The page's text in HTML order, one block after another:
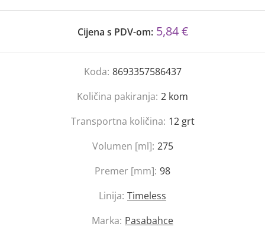
Cijena s PDV-om: 5,84 €
Koda: 8693357586437
Količina pakiranja: 2 kom
Transportna količina: 12 grt
Volumen [ml]: 275
Premer [mm]: 98
Linija: Timeless
Marka: Pasabahce